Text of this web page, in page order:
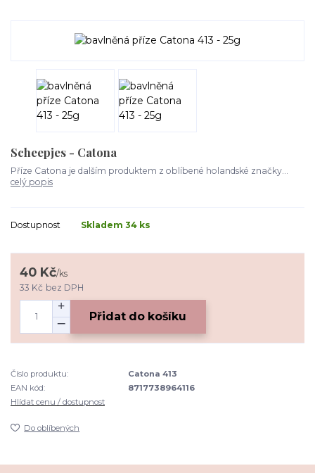
Scheepjes - Catona
Příze Catona je dalším produktem z oblíbené holandské značky...
celý popis
Dostupnost Skladem 34 ks
40 Kč/ks
33 Kč bez DPH
Přidat do košíku
Číslo produktu:
Catona 413
EAN kód:
8717738964116
Hlídat cenu / dostupnost
Do oblíbených